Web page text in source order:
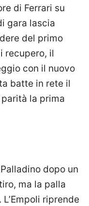
di Ferrari su
gara lascia
del primo
recupero, il
con il nuovo
batte in rete il
la prima
dopo un
ma la palla
riprende